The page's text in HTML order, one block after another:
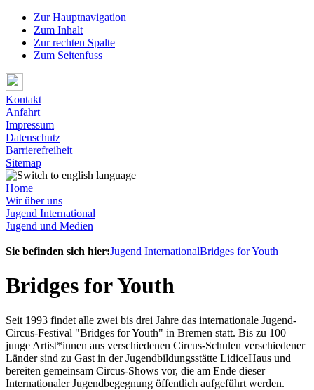
Zur Hauptnavigation
Zum Inhalt
Zur rechten Spalte
Zum Seitenfuss
Kontakt
Anfahrt
Impressum
Datenschutz
Barrierefreiheit
Sitemap
Home
Wir über uns
Jugend International
Jugend und Medien
Sie befinden sich hier:Jugend InternationalBridges for Youth
Bridges for Youth
Seit 1993 findet alle zwei bis drei Jahre das internationale Jugend-
Circus-Festival "Bridges for Youth" in Bremen statt. Bis zu 100
junge Artist*innen aus verschiedenen Circus-Schulen verschiedener
Länder sind zu Gast in der Jugendbildungsstätte LidiceHaus und
bereiten gemeinsam Circus-Shows vor, die am Ende dieser
Internationaler Jugendbegegnung öffentlich aufgeführt werden.